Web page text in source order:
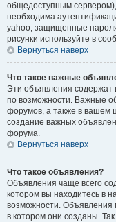
общедоступным
необходима
yahoo, защищенные
рисунки используйте в
Вернуться наверх
Что такое важные
Эти объявления
по возможности. Важные
форумов, а также в вашем
создание важных
форума.
Вернуться наверх
Что такое объявления?
Объявления чаще всего
котором вы находитесь в
возможности. Объявления
в котором они созданы.